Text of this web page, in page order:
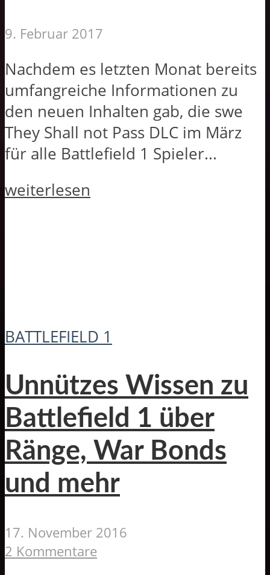
9. Februar 2017
Nachdem es letzten Monat bereits
umfangreiche Informationen zu
den neuen Inhalten gab, die swe
They Shall not Pass DLC im März
für alle Battlefield 1 Spieler...
weiterlesen
BATTLEFIELD 1
Unnützes Wissen zu
Battlefield 1 über
Ränge, War Bonds
und mehr
17. November 2016
2 Kommentare